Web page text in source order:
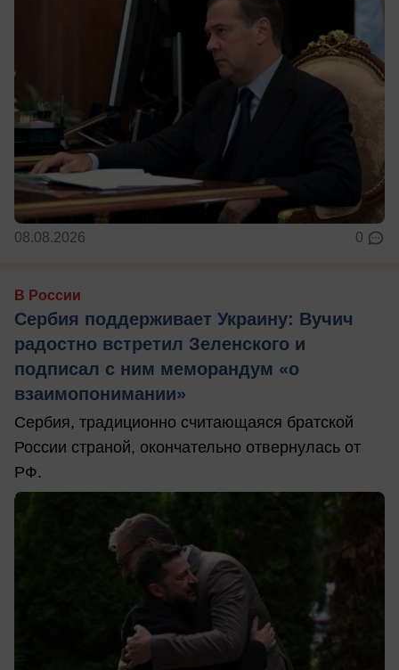
08.08.2026 0
В России
Сербия поддерживает Украину: Вучич
радостно встретил Зеленского и
подписал с ним меморандум «о
взаимопонимании»
Сербия, традиционно считающаяся братской
России страной, окончательно отвернулась от
РФ.